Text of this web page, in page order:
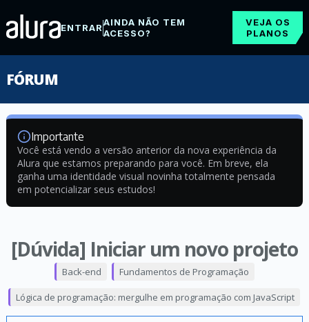
ENTRARAINDA NÃO TEM
ACESSO?
VEJA OS
PLANOS
FÓRUM
Importante
Você está vendo a versão anterior da nova experiência da
Alura que estamos preparando para você. Em breve, ela
ganha uma identidade visual novinha totalmente pensada
em potencializar seus estudos!
[Dúvida] Iniciar um novo projeto
Back-end Fundamentos de Programação
Lógica de programação: mergulhe em programação com JavaScript